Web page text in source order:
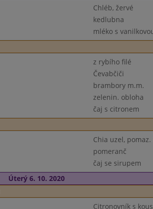
Chléb, žervé
kedlubna
mléko s
z rybího filé
Čevabčiči
brambory m.m.
zelenin. obloha
čaj s citronem
Chia uzel, pomaz.
pomeranč
čaj se sirupem
Úterý 6. 10. 2020
Citronovník s